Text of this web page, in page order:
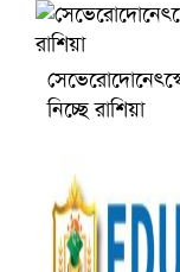
নিচ্ছে রাশিয়া